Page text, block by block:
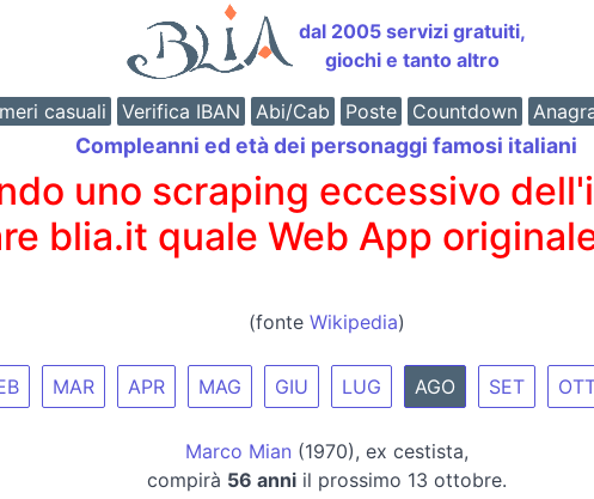
dal 2005 servizi gratuiti,
giochi e tanto altro
casuali Verifica IBAN Abi/Cab Poste Countdown
Compleanni ed età dei personaggi famosi italiani
uno scraping eccessivo
blia.it quale Web App
(fonte Wikipedia)
MAR APR MAG GIU LUG AGO SET
Marco Mian (1970), ex cestista,
compirà 56 anniil prossimo 13 ottobre.